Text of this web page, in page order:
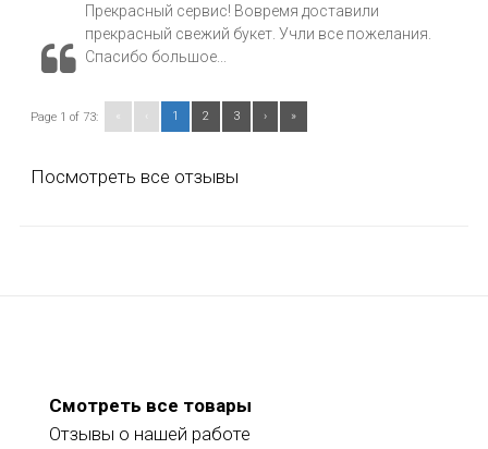
Прекрасный сервис! Вовремя доставили
прекрасный свежий букет. Учли все пожелания.
Спасибо большое...
Page 1 of 73: 1 2 3 › »
Посмотреть все отзывы
Смотреть все товары
Отзывы о нашей работе